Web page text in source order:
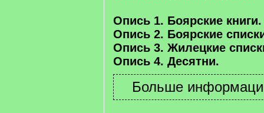
Опись 1. Боярские книги.
Опись 2. Боярские
Опись 3. Жилецкие
Опись 4. Десятни.